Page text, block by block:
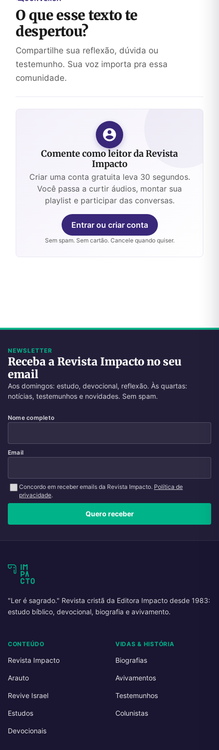
O que esse texto te
despertou?
Compartilhe sua reflexão, dúvida ou
testemunho. Sua voz importa pra essa
comunidade.
Comente como leitor da Revista
Impacto
Criar uma conta gratuita leva 30 segundos.
Você passa a curtir áudios, montar sua
playlist e participar das conversas.
Entrar ou criar conta
Sem spam. Sem cartão. Cancele quando quiser.
NEWSLETTER
Receba a Revista Impacto no seu
email
Aos domingos: estudo, devocional, reflexão. Às quartas:
notícias, testemunhos e novidades. Sem spam.
Nome completo
Email
Concordo em receber emails da Revista Impacto. Política de
privacidade.
Quero receber
"Ler é sagrado." Revista cristã da Editora Impacto desde 1983:
estudo bíblico, devocional, biografia e avivamento.
CONTEÚDO
Revista Impacto
Arauto
Revive Israel
Estudos
Devocionais
VIDAS & HISTÓRIA
Biografias
Avivamentos
Testemunhos
Colunistas